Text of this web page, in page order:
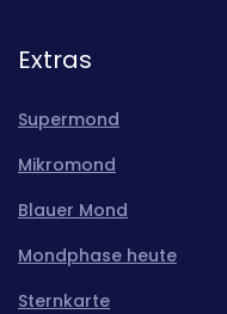
Extras
Supermond
Mikromond
Blauer Mond
Mondphase heute
Sternkarte